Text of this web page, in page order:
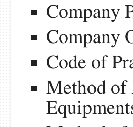
Company
Company
Code of
Method of